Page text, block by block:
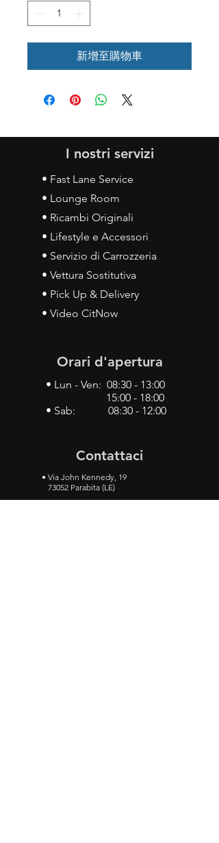
新增至購物車
I nostri servizi
• Fast Lane Service
• Lounge Room
• Ricambi Originali
• Lifestyle e Accessori
• Servizio di Carrozzeria
• Vettura Sostitutiva
• Pick Up & Delivery
• Video CitNow
Orari d'apertura
• Lun - Ven: 08:30 - 13:00
15:00 - 18:00
• Sab: 08:30 - 12:00
Contattaci
• Via John Kennedy, 19
73052 Parabita (LE)